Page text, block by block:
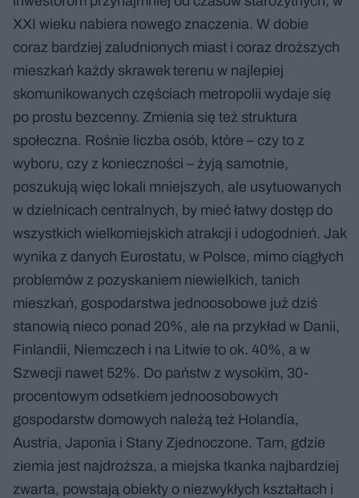
XXI wieku nabiera nowego znaczenia. W dobie
coraz bardziej zaludnionych miast i coraz droższych
mieszkań każdy skrawek terenu w najlepiej
skomunikowanych częściach metropolii wydaje się
po prostu bezcenny. Zmienia się też struktura
społeczna. Rośnie liczba osób, które – czy to z
wyboru, czy z konieczności – żyją samotnie,
poszukują więc lokali mniejszych, ale usytuowanych
w dzielnicach centralnych, by mieć łatwy dostęp do
wszystkich wielkomiejskich atrakcji i udogodnień. Jak
wynika z danych Eurostatu, w Polsce, mimo ciągłych
problemów z pozyskaniem niewielkich, tanich
mieszkań, gospodarstwa jednoosobowe już dziś
stanowią nieco ponad 20%, ale na przykład w Danii,
Finlandii, Niemczech i na Litwie to ok. 40%, a w
Szwecji nawet 52%. Do państw z wysokim, 30-
procentowym odsetkiem jednoosobowych
gospodarstw domowych należą też Holandia,
Austria, Japonia i Stany Zjednoczone. Tam, gdzie
ziemia jest najdroższa, a miejska tkanka najbardziej
zwarta, powstają obiekty o niezwykłych kształtach i